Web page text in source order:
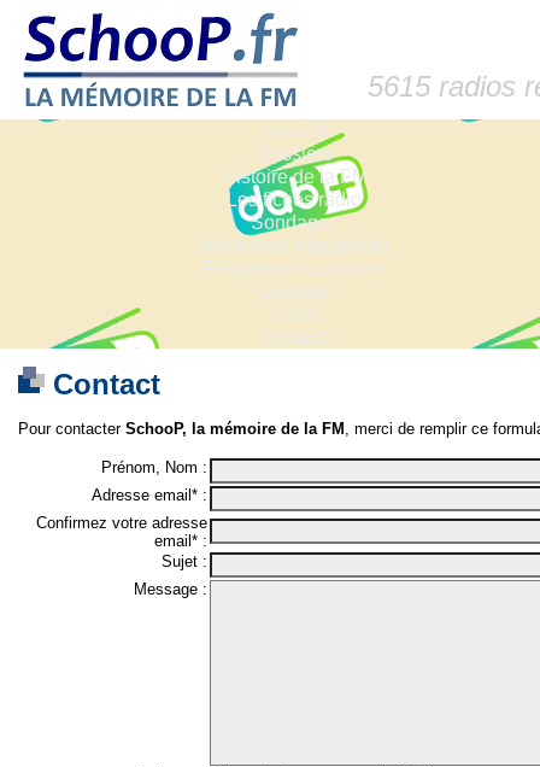
5615 radios
Accueil
Dossiers
Histoire de la FM
Les fiches radio
Sondages
Anciennes fréquences
Fréquences actuelles
Lexique
Liens
Contact
Contact
Pour contacter SchooP, la mémoire de la FM , merci de remplir ce
Prénom, Nom :
Adresse email* :
Confirmez votre adresse
email* :
Sujet :
Message :